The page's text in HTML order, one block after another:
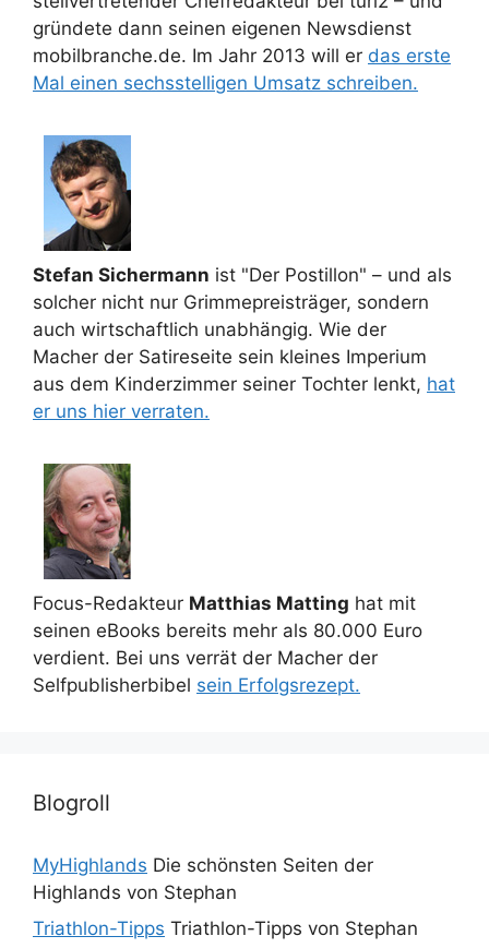
gründete dann seinen eigenen Newsdienst
mobilbranche.de. Im Jahr 2013 will er das erste
Mal einen sechsstelligen Umsatz schreiben.
Stefan Sichermann ist "Der Postillon" – und als
solcher nicht nur Grimmepreisträger, sondern
auch wirtschaftlich unabhängig. Wie der
Macher der Satireseite sein kleines Imperium
aus dem Kinderzimmer seiner Tochter lenkt, hat
er uns hier verraten.
Focus-Redakteur Matthias Matting hat mit
seinen eBooks bereits mehr als 80.000 Euro
verdient. Bei uns verrät der Macher der
Selfpublisherbibel sein Erfolgsrezept.
Blogroll
MyHighlands Die schönsten Seiten der
Highlands von Stephan
Triathlon-Tipps Triathlon-Tipps von Stephan